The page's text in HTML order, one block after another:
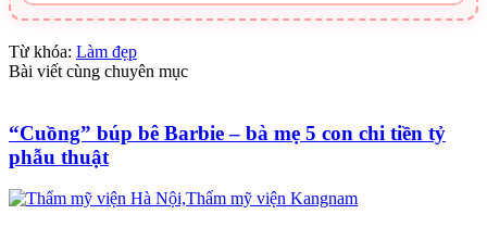
Từ khóa: Làm đẹp
Bài viết cùng chuyên mục
“Cuồng” búp bê Barbie – bà mẹ 5 con chi tiền tỷ
phẫu thuật